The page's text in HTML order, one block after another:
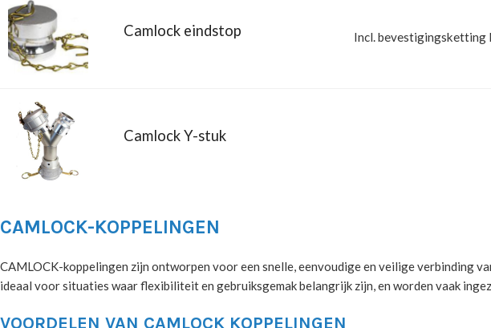
Camlock eindstop Incl. bevestigingsketting
Camlock Y-stuk
CAMLOCK-KOPPELINGEN
CAMLOCK-koppelingen zijn ontworpen voor een snelle, eenvoudige en veilige verbinding
ideaal voor situaties waar flexibiliteit en gebruiksgemak belangrijk zijn, en worden vaak
VOORDELEN VAN CAMLOCK KOPPELINGEN